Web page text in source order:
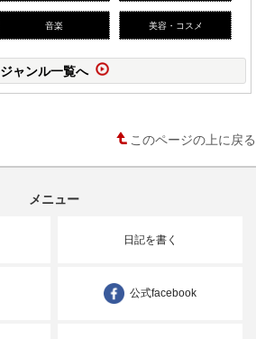
音楽 美容・コスメ
ジャンル一覧へ
このページの上に戻る
メニュー
日記を書く
公式facebook